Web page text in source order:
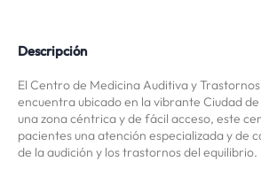
Descripción
El Centro de Medicina Auditiva y
encuentra ubicado en la vibrante Ciudad
una zona céntrica y de fácil acceso, este
pacientes una atención especializada y de
de la audición y los trastornos del equilibrio.